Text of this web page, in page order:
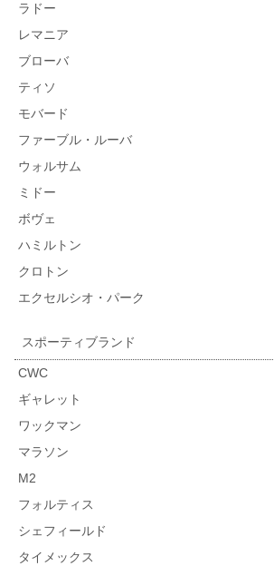
ラドー
レマニア
ブローバ
ティソ
モバード
ファーブル・ルーバ
ウォルサム
ミドー
ボヴェ
ハミルトン
クロトン
エクセルシオ・パーク
スポーティブランド
CWC
ギャレット
ワックマン
マラソン
M2
フォルティス
シェフィールド
タイメックス